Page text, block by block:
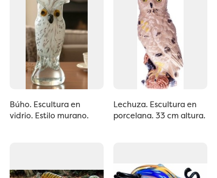
Búho. Escultura en
vidrio. Estilo murano.
Lechuza. Escultura en
porcelana. 33 cm altura.